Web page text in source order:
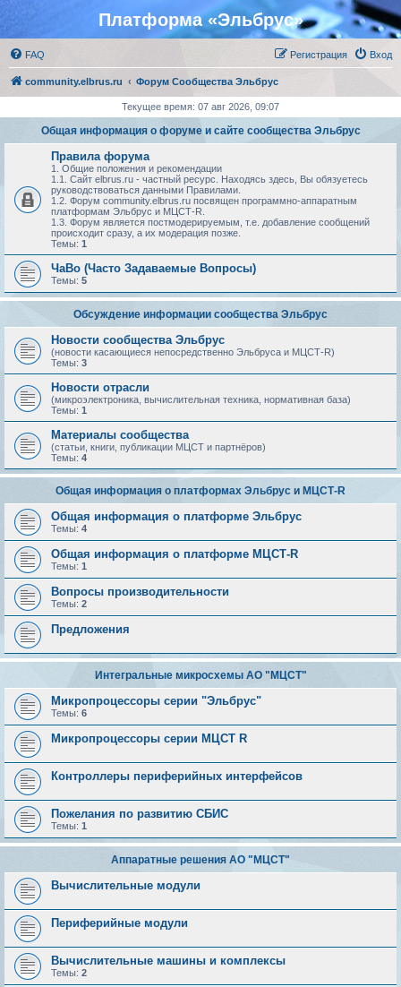
Платформа «Эльбрус»
FAQ Вход
Регистрация
community.elbrus.ru Форум Сообщества Эльбрус
Текущее время: 07 авг 2026, 09:07
Общая информация о форуме и сайте сообщества Эльбрус
Правила форума
1. Общие положения и рекомендации
1.1. Сайт elbrus.ru - частный ресурс. Находясь здесь, Вы обязуетесь
руководствоваться данными Правилами.
1.2. Форум community.elbrus.ru посвящен программно-аппаратным
платформам Эльбрус и МЦСТ-R.
1.3. Форум является постмодерируемым, т.е. добавление сообщений
происходит сразу, а их модерация позже.
Темы: 1
ЧаВо (Часто Задаваемые Вопросы)
Темы: 5
Обсуждение информации сообщества Эльбрус
Новости сообщества Эльбрус
(новости касающиеся непосредственно Эльбруса и МЦСТ-R)
Темы: 3
Новости отрасли
(микроэлектроника, вычислительная техника, нормативная база)
Темы: 1
Материалы сообщества
(статьи, книги, публикации МЦСТ и партнёров)
Темы: 4
Общая информация о платформах Эльбрус и МЦСТ-R
Общая информация о платформе Эльбрус
Темы: 4
Общая информация о платформе МЦСТ-R
Темы: 1
Вопросы производительности
Темы: 2
Предложения
Интегральные микросхемы АО "МЦСТ"
Микропроцессоры серии "Эльбрус"
Темы: 6
Микропроцессоры серии МЦСТ R
Контроллеры периферийных интерфейсов
Пожелания по развитию СБИС
Темы: 1
Аппаратные решения АО "МЦСТ"
Вычислительные модули
Периферийные модули
Вычислительные машины и комплексы
Темы: 2